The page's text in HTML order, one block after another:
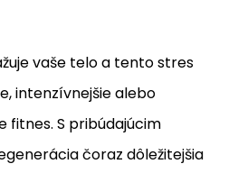
vaše telo a tento stres
intenzívnejšie alebo
fitnes. S pribúdajúcim
čoraz dôležitejšia